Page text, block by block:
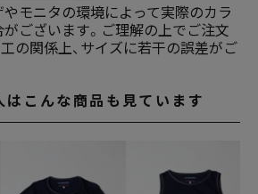
モニタの環境によって実際のカラ
ございます。ご理解の上でご注文
の関係上、サイズに若干の誤差がご
はこんな商品も見ています